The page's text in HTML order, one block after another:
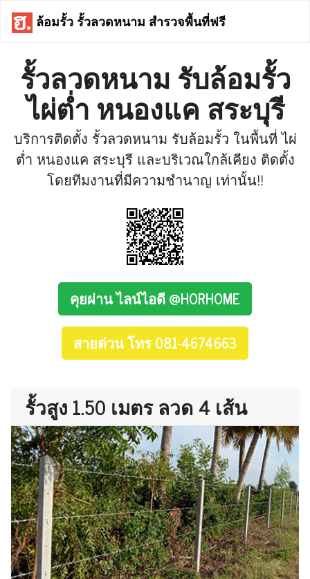
ล้อมรั้ว รั้วลวดหนาม สำรวจพื้นที่ฟรี
รั้วลวดหนาม รับล้อมรั้ว
ไผ่ต่ำ หนองแค สระบุรี
บริการติดตั้ง รั้วลวดหนาม รับล้อมรั้ว ในพื้นที่ ไผ่
ต่ำ หนองแค สระบุรี และบริเวณใกล้เคียง ติดตั้ง
โดยทีมงานที่มีความชำนาญ เท่านั้น!!
คุยผ่าน ไลน์ไอดี @HORHOME
สายด่วน โทร 081-4674663
รั้วสูง 1.50 เมตร ลวด 4 เส้น